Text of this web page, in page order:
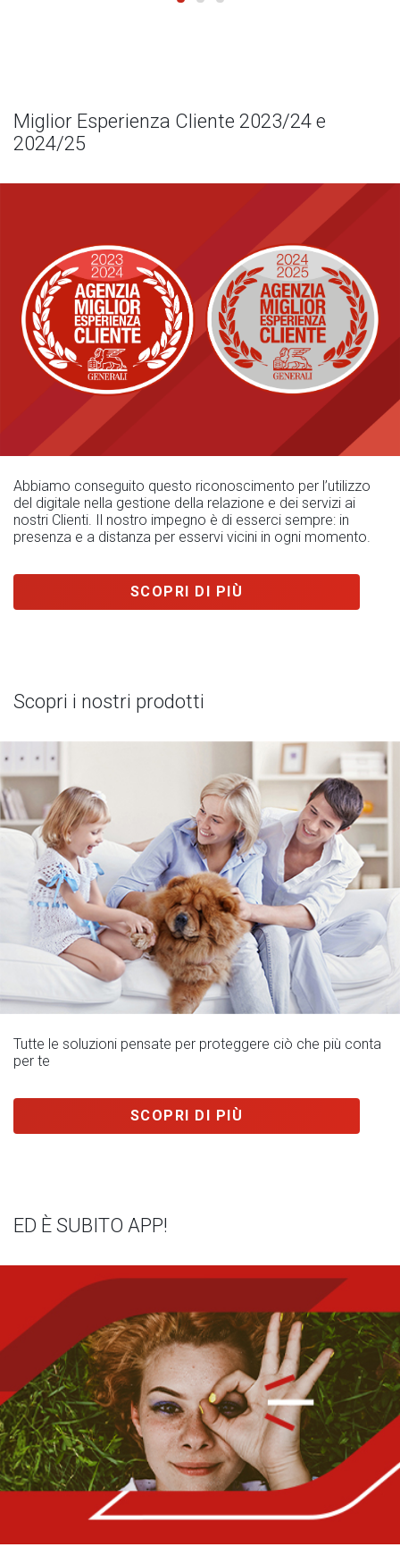
Miglior Esperienza Cliente 2023/24 e
2024/25
Abbiamo conseguito questo riconoscimento per l’utilizzo
del digitale nella gestione della relazione e dei servizi ai
nostri Clienti. Il nostro impegno è di esserci sempre: in
presenza e a distanza per esservi vicini in ogni momento.
SCOPRI DI PIÙ
Scopri i nostri prodotti
Tutte le soluzioni pensate per proteggere ciò che più conta
per te
SCOPRI DI PIÙ
ED È SUBITO APP!